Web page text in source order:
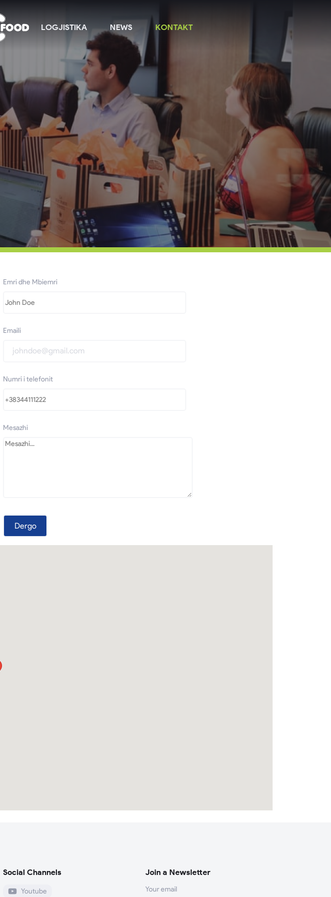
LOGJISTIKA NEWS KONTAKT
Emri dhe Mbiemri
Emaili
Numri i telefonit
Mesazhi
Social Channels
Youtube
Join a Newsletter
Your email